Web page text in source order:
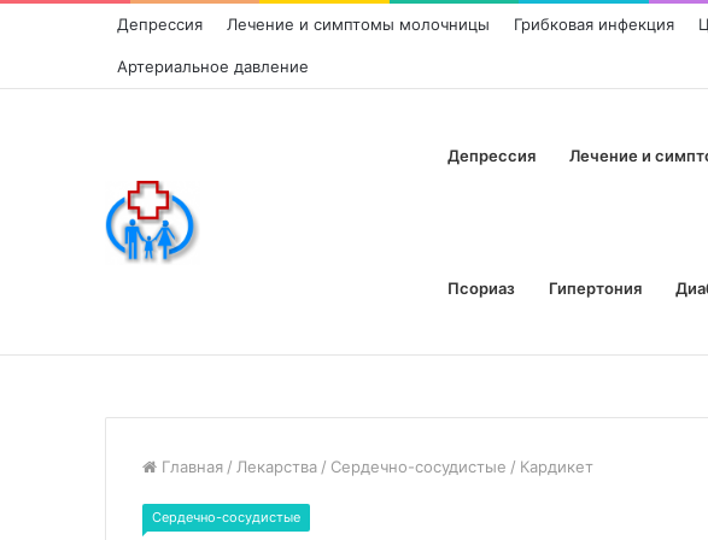
Депрессия Лечение и симптомы молочницы Грибковая инфекция
Артериальное давление
Депрессия Лечение и
Псориаз Гипертония
Главная / Лекарства / Сердечно-сосудистые / Кардикет
Сердечно-сосудистые